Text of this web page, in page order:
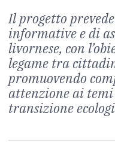
Il progetto
informative e di
livornese, con
legame tra
promuovendo
attenzione ai
transizione